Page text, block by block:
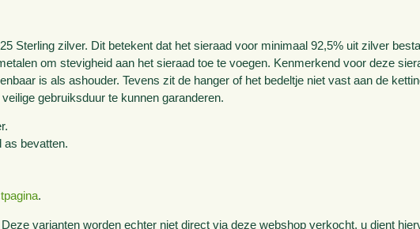
Sterling zilver. Dit betekent dat het sieraad voor minimaal 92,5% uit zilver
om stevigheid aan het sieraad toe te voegen. Kenmerkend voor deze
is als ashouder. Tevens zit de hanger of het bedeltje niet vast aan de
gebruiksduur te kunnen garanderen.
as bevatten.
.
varianten worden echter niet direct via deze webshop verkocht, u dient